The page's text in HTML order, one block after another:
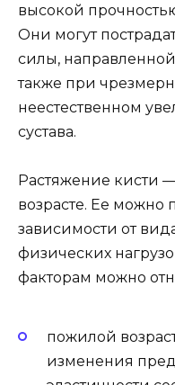
высокой
Они могут
силы,
также при
неестественном
сустава.
Растяжение кисти
возрасте. Ее можно
зависимости от
физических
факторам можно
пожилой
изменения